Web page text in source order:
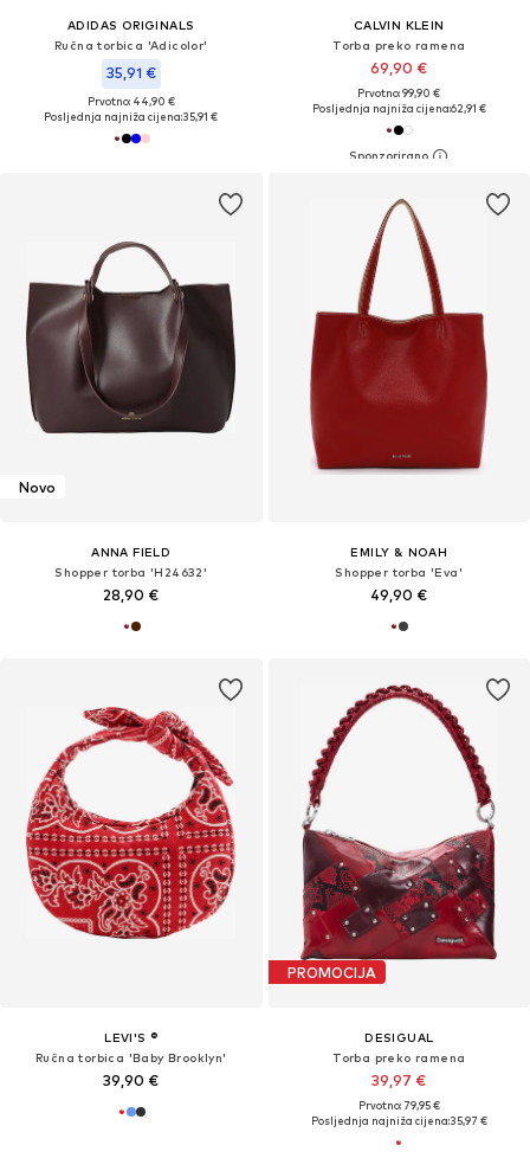
ADIDAS ORIGINALS
Ručna torbica 'Adicolor'
35,91 €
Prvotno: 44,90 €
Posljednja najniža cijena:35,91 €
CALVIN KLEIN
Torba preko ramena
69,90 €
Prvotno: 99,90 €
Posljednja najniža cijena:62,91 €
Novo
ANNA FIELD
Shopper torba 'H24632'
28,90 €
EMILY & NOAH
Shopper torba 'Eva'
49,90 €
LEVI'S ®
Ručna torbica 'Baby Brooklyn'
39,90 €
PROMOCIJA
DESIGUAL
Torba preko ramena
39,97 €
Prvotno: 79,95 €
Posljednja najniža cijena:35,97 €